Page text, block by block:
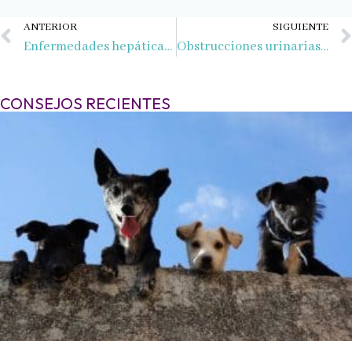
Ant
ANTERIOR
Enfermedades hepáticas en perros: Diagnóstico y tratamiento
SIGUIENTE
Obstrucciones urinarias en perros y gatos
CONSEJOS RECIENTES